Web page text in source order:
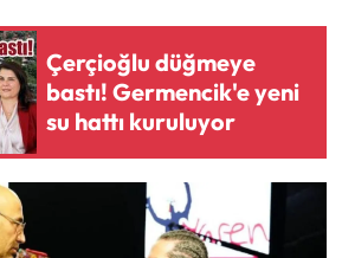
Çerçioğlu düğmeye
bastı! Germencik'e yeni
su hattı kuruluyor